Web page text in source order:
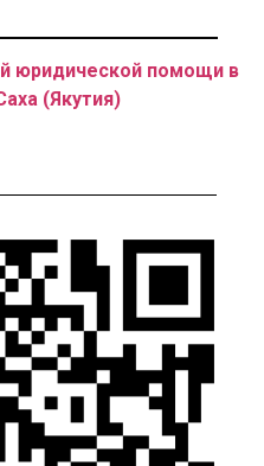
юридической помощи в
(Якутия)